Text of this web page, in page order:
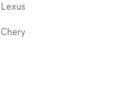
Lexus
Chery